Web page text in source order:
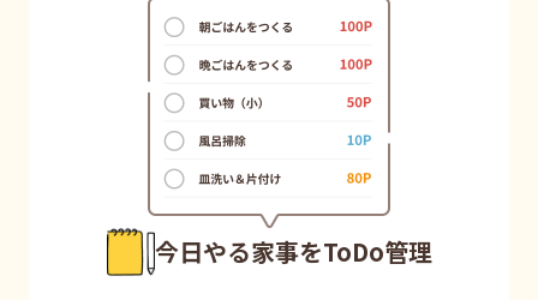
今日やる家事をToDo管理